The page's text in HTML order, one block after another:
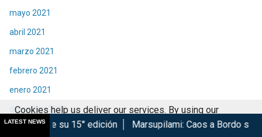
mayo 2021
abril 2021
marzo 2021
febrero 2021
enero 2021
diciembre 2020
noviembre 2020
LATEST NEWS
edición Marsupilami: Caos a Bordo se estrena en
Cookies help us deliver our services. By using our
services, you agree to our use of cookies.
Got it